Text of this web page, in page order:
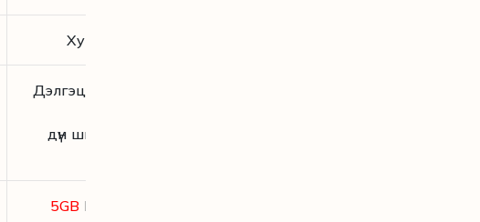
Хурлын тоо хязгааргүй
Дэлгэцээ хуваалцах, чат бичих,
дүн шинжилгээ хийх, бичлэг
5GB Клауд серверт бичлэг